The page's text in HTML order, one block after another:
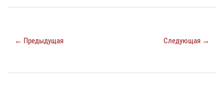
← Предыдущая Следующая →